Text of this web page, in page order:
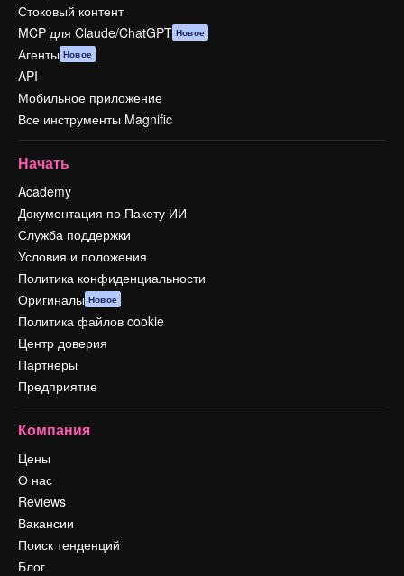
Стоковый контент
MCP для Claude/ChatGPT Новое
Агенты Новое
API
Мобильное приложение
Все инструменты Magnific
Начать
Academy
Документация по Пакету ИИ
Служба поддержки
Условия и положения
Политика конфиденциальности
Оригиналы Новое
Политика файлов cookie
Центр доверия
Партнеры
Предприятие
Компания
Цены
О нас
Reviews
Вакансии
Поиск тенденций
Блог